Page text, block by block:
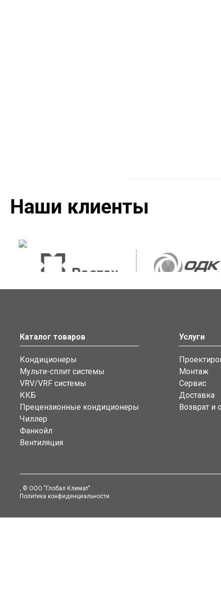
Наши клиенты
Каталог товаров
Кондиционеры
Мульти-сплит системы
VRV/VRF системы
ККБ
Прецензионные кондиционеры
Чиллер
Фанкойл
Вентиляция
Услуги
Монтаж
Сервис
Доставка
Возврат и
, © ООО "Глобал Климат"
Политика конфиденциальности